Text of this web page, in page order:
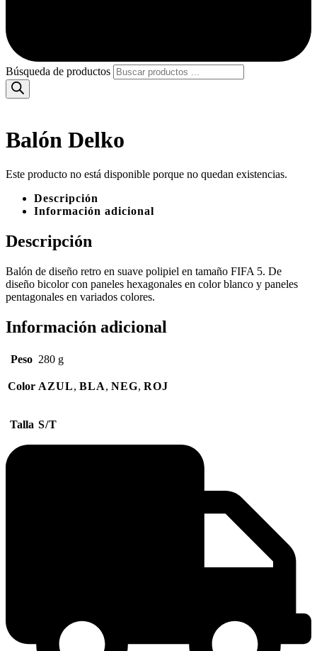
Búsqueda de productos
Balón Delko
Este producto no está disponible porque no quedan existencias.
Descripción
Información adicional
Descripción
Balón de diseño retro en suave polipiel en tamaño FIFA 5. De
diseño bicolor con paneles hexagonales en color blanco y paneles
pentagonales en variados colores.
Información adicional
Peso 280 g
Color AZUL, BLA, NEG, ROJ
Talla S/T